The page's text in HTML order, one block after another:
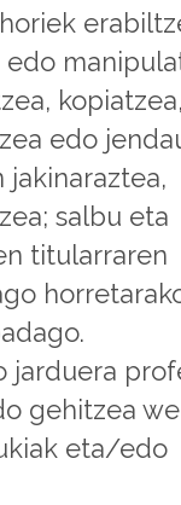
edo
jakinaraztea,
salbu eta
titularraren
jarduera
gehitzea
eta/edo